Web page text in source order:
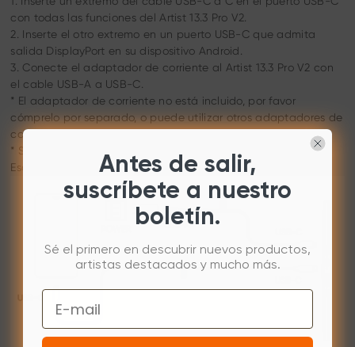
con todas las funciones del Artist 13.3 Pro V2.
2. Inserte el otro extremo en un puerto USB-C que admita
salida DisplayPort en su dispositivo Android.
3. Conecte el adaptador de corriente al Artist 13.3 Pro V2 con
el cable USB-A a USB-C.
* El adaptador de corriente no está incluido, por favor
cómprelo por separado, o puede utilizar otros adaptadores de
corriente en su lugar.
* Se recomienda un teléfono compatible con el Modo de
Escritorio para la conexión.Antes de salir,
suscríbete a nuestro
boletín.
Sé el primero en descubrir nuevos productos,
artistas destacados y mucho más.
Email